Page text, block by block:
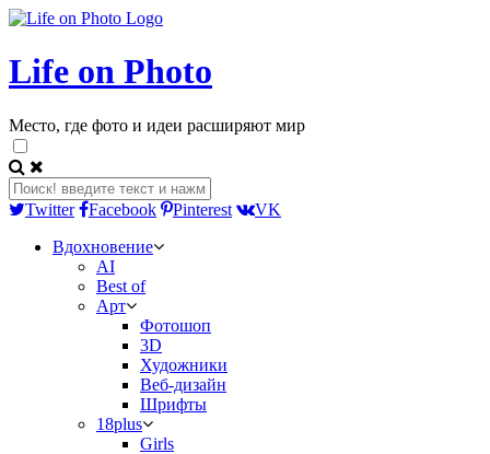
Life on Photo
Место, где фото и идеи расширяют мир
Twitter Facebook Pinterest
VK
Вдохновение
AI
Best of
Арт
Фотошоп
3D
Художники
Веб-дизайн
Шрифты
18plus
Girls